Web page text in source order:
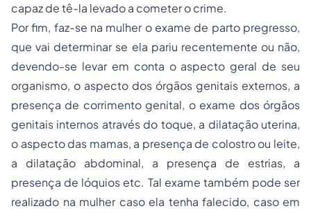
capaz de tê-la levado a cometer o crime.
Por fim, faz-se na mulher o exame de parto pregresso,
que vai determinar se ela pariu recentemente ou não,
devendo-se levar em conta o aspecto geral de seu
organismo, o aspecto dos órgãos genitais externos, a
presença de corrimento genital, o exame dos órgãos
genitais internos através do toque, a dilatação uterina,
o aspecto das mamas, a presença de colostro ou leite,
a dilatação abdominal, a presença de estrias, a
presença de lóquios etc. Tal exame também pode ser
realizado na mulher caso ela tenha falecido, caso em